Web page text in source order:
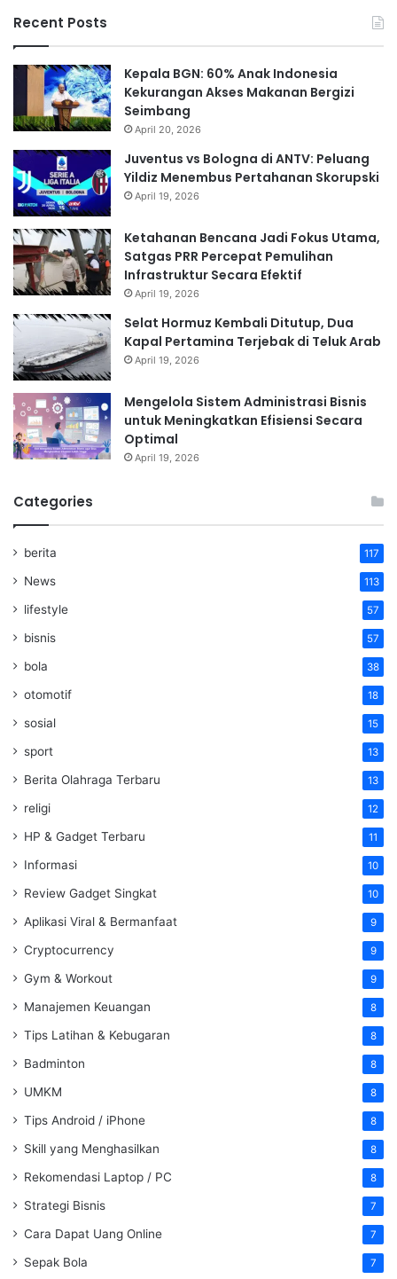
Recent Posts
Kepala BGN: 60% Anak Indonesia
Kekurangan Akses Makanan Bergizi
Seimbang
April 20, 2026
Juventus vs Bologna di ANTV: Peluang
Yildiz Menembus Pertahanan Skorupski
April 19, 2026
Ketahanan Bencana Jadi Fokus Utama,
Satgas PRR Percepat Pemulihan
Infrastruktur Secara Efektif
April 19, 2026
Selat Hormuz Kembali Ditutup, Dua
Kapal Pertamina Terjebak di Teluk Arab
April 19, 2026
Mengelola Sistem Administrasi Bisnis
untuk Meningkatkan Efisiensi Secara
Optimal
April 19, 2026
Categories
berita 117
News 113
lifestyle 57
bisnis 57
bola 38
otomotif 18
sosial 15
sport 13
Berita Olahraga Terbaru 13
religi 12
HP & Gadget Terbaru 11
Informasi 10
Review Gadget Singkat 10
Aplikasi Viral & Bermanfaat 9
Cryptocurrency 9
Gym & Workout 9
Manajemen Keuangan 8
Tips Latihan & Kebugaran 8
Badminton 8
UMKM 8
Tips Android / iPhone 8
Skill yang Menghasilkan 8
Rekomendasi Laptop / PC 8
Strategi Bisnis 7
Cara Dapat Uang Online 7
Sepak Bola 7